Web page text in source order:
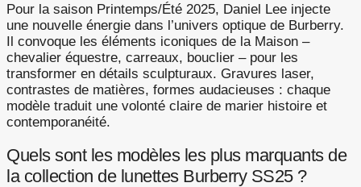
Pour la saison Printemps/Été 2025, Daniel Lee injecte
une nouvelle énergie dans l’univers optique de Burberry.
Il convoque les éléments iconiques de la Maison –
chevalier équestre, carreaux, bouclier – pour les
transformer en détails sculpturaux. Gravures laser,
contrastes de matières, formes audacieuses : chaque
modèle traduit une volonté claire de marier histoire et
contemporanéité.
Quels sont les modèles les plus marquants de
la collection de lunettes Burberry SS25 ?